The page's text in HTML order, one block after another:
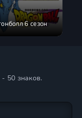
6 сезон
50 знаков.